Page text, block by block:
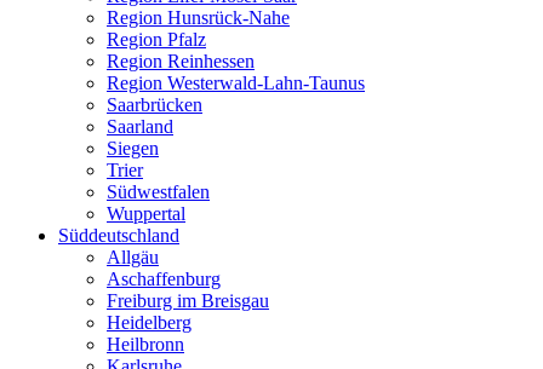
Region Hunsrück-Nahe
Region Pfalz
Region Reinhessen
Region Westerwald-Lahn-Taunus
Saarbrücken
Saarland
Siegen
Trier
Südwestfalen
Wuppertal
Süddeutschland
Allgäu
Aschaffenburg
Freiburg im Breisgau
Heidelberg
Heilbronn